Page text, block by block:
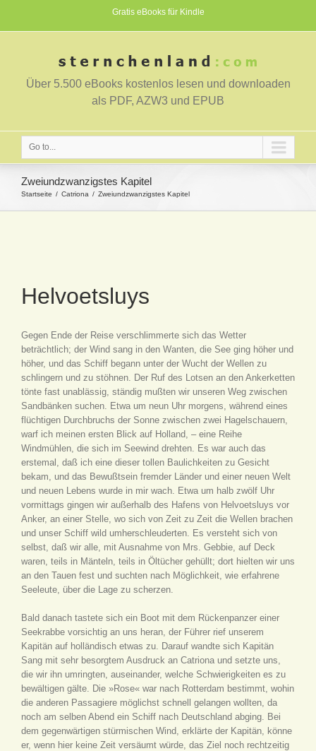
Gratis eBooks für Kindle
Über 5.500 eBooks kostenlos lesen und downloaden
als PDF, AZW3 und EPUB
Go to...
Zweiundzwanzigstes Kapitel
Startseite Catriona Zweiundzwanzigstes Kapitel
Helvoetsluys
Gegen Ende der Reise verschlimmerte sich das Wetter
beträchtlich; der Wind sang in den Wanten, die See ging höher und
höher, und das Schiff begann unter der Wucht der Wellen zu
schlingern und zu stöhnen. Der Ruf des Lotsen an den Ankerketten
tönte fast unablässig, ständig mußten wir unseren Weg zwischen
Sandbänken suchen. Etwa um neun Uhr morgens, während eines
flüchtigen Durchbruchs der Sonne zwischen zwei Hagelschauern,
warf ich meinen ersten Blick auf Holland, – eine Reihe
Windmühlen, die sich im Seewind drehten. Es war auch das
erstemal, daß ich eine dieser tollen Baulichkeiten zu Gesicht
bekam, und das Bewußtsein fremder Länder und einer neuen Welt
und neuen Lebens wurde in mir wach. Etwa um halb zwölf Uhr
vormittags gingen wir außerhalb des Hafens von Helvoetsluys vor
Anker, an einer Stelle, wo sich von Zeit zu Zeit die Wellen brachen
und unser Schiff wild umherschleuderten. Es versteht sich von
selbst, daß wir alle, mit Ausnahme von Mrs. Gebbie, auf Deck
waren, teils in Mänteln, teils in Öltücher gehüllt; dort hielten wir uns
an den Tauen fest und suchten nach Möglichkeit, wie erfahrene
Seeleute, über die Lage zu scherzen.
Bald danach tastete sich ein Boot mit dem Rückenpanzer einer
Seekrabbe vorsichtig an uns heran, der Führer rief unserem
Kapitän auf holländisch etwas zu. Darauf wandte sich Kapitän
Sang mit sehr besorgtem Ausdruck an Catriona und setzte uns,
die wir ihn umringten, auseinander, welche Schwierigkeiten es zu
bewältigen gälte. Die »Rose« war nach Rotterdam bestimmt, wohin
die anderen Passagiere möglichst schnell gelangen wollten, da
noch am selben Abend ein Schiff nach Deutschland abging. Bei
dem gegenwärtigen stürmischen Wind, erklärte der Kapitän, könne
er, wenn hier keine Zeit versäumt würde, das Ziel noch rechtzeitig